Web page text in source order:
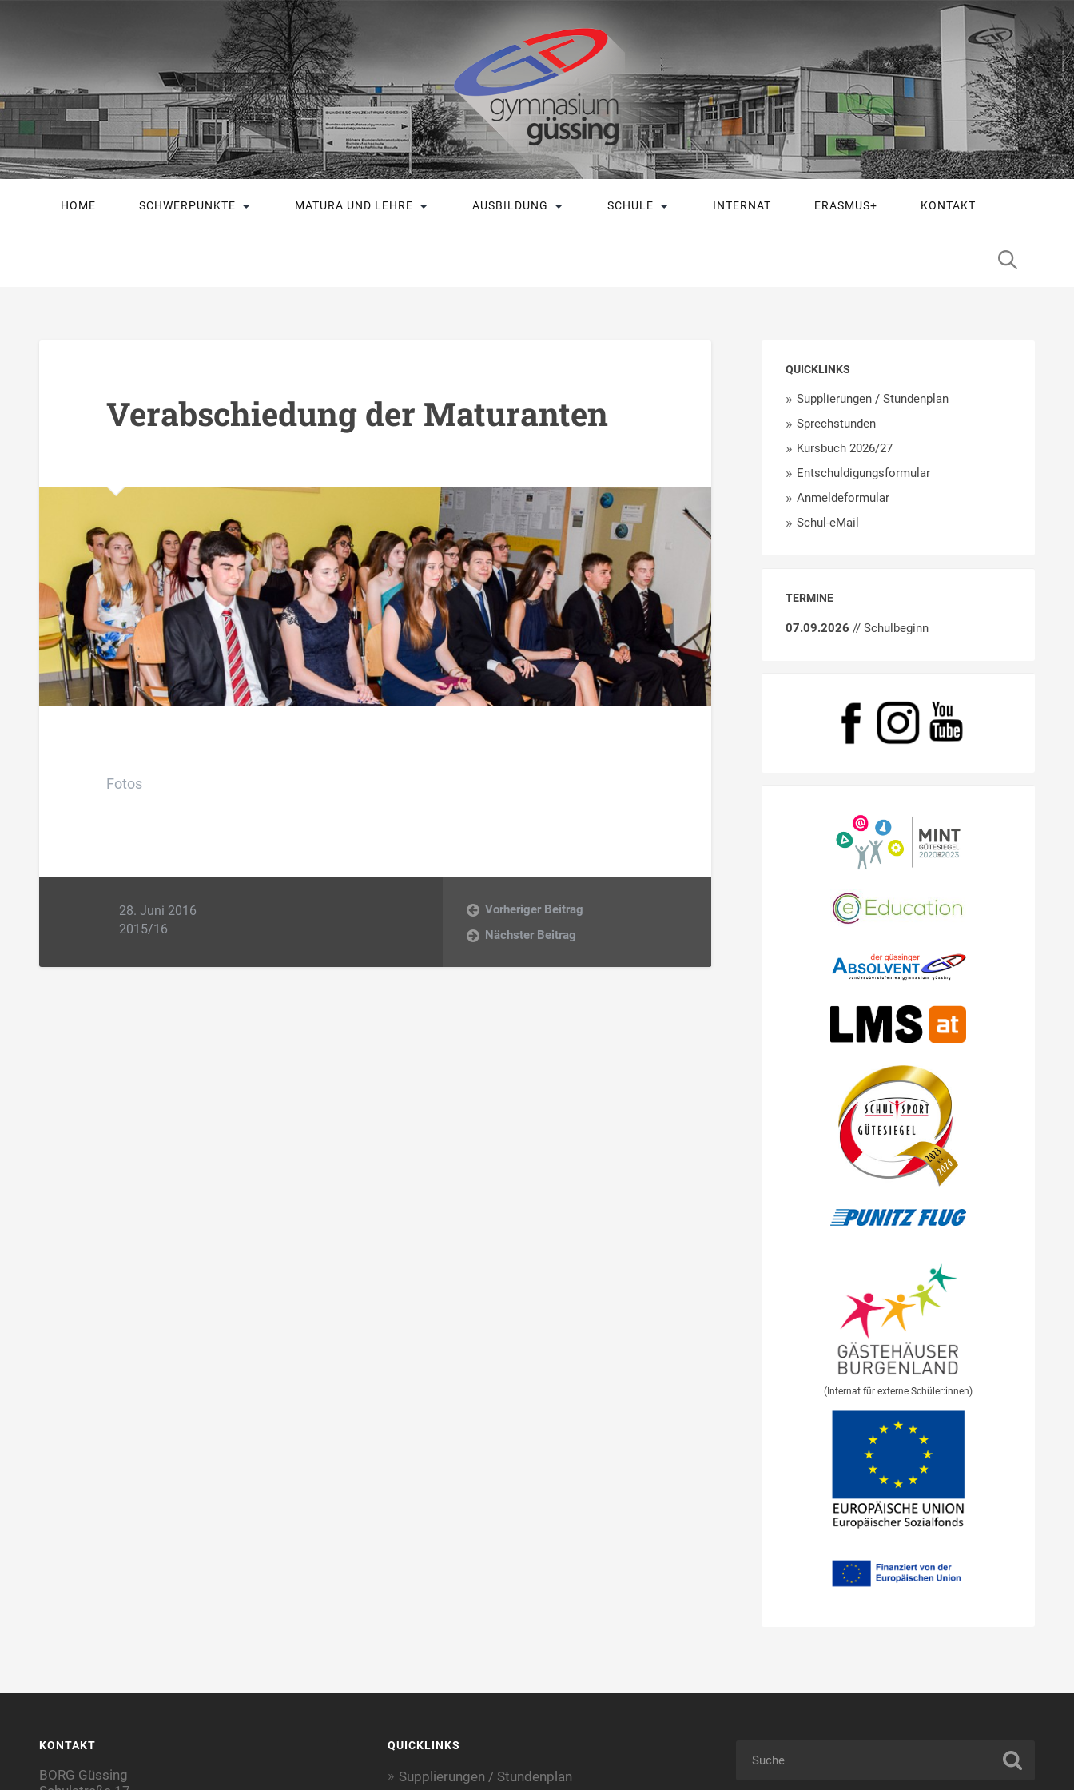
HOME SCHWERPUNKTE MATURA UND LEHRE AUSBILDUNG SCHULE INTERNAT ERASMUS+ KONTAKT
Verabschiedung der Maturanten
Fotos
28. Juni 2016
2015/16
Vorheriger Beitrag
Nächster Beitrag
QUICKLINKS
Supplierungen / Stundenplan
Sprechstunden
Kursbuch 2026/27
Entschuldigungsformular
Anmeldeformular
Schul-eMail
TERMINE
07.09.2026 // Schulbeginn
(Internat für externe Schüler:innen)
KONTAKT
BORG Güssing
QUICKLINKS
Supplierungen / Stundenplan